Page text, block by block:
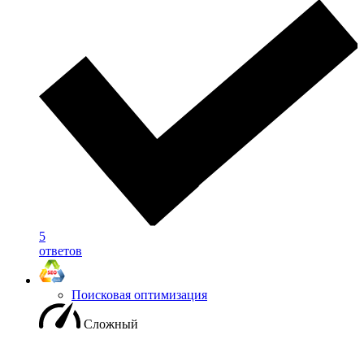
5
ответов
Поисковая оптимизация
Сложный